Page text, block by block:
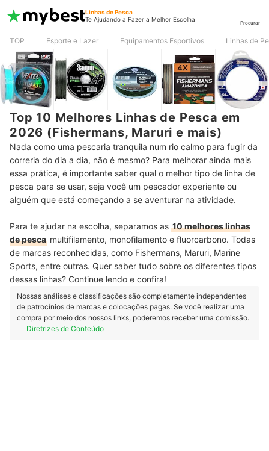
Linhas de Pesca
Te Ajudando a Fazer a Melhor Escolha
Procurar
TOP Esporte e Lazer Equipamentos Esportivos Linhas de
Top 10 Melhores Linhas de Pesca em
2026 (Fishermans, Maruri e mais)
Nada como uma pescaria tranquila num rio calmo para fugir da
correria do dia a dia, não é mesmo? Para melhorar ainda mais
essa prática, é importante saber qual o melhor tipo de linha de
pesca para se usar, seja você um pescador experiente ou
alguém que está começando a se aventurar na atividade.
Para te ajudar na escolha, separamos as 10 melhores linhas
de pesca multifilamento, monofilamento e fluorcarbono. Todas
de marcas reconhecidas, como Fishermans, Maruri, Marine
Sports, entre outras. Quer saber tudo sobre os diferentes tipos
dessas linhas? Continue lendo e confira!
Nossas análises e classificações são completamente independentes
de patrocínios de marcas e colocações pagas. Se você realizar uma
compra por meio dos nossos links, poderemos receber uma comissão.
Diretrizes de Conteúdo